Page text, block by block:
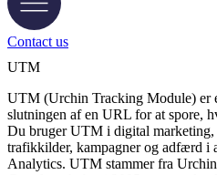
Contact us
UTM
UTM (Urchin Tracking Module) er
slutningen af en URL for at spore,
Du bruger UTM i digital
trafikkilder, kampagner og adfærd i
Analytics. UTM stammer fra